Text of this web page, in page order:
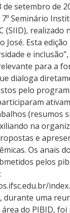
de setembro de
Seminário
(SIID), realizado
José. Esta
e
para a
dialoga
pelo
(resumos
na
e
Os anais
pelos
durante uma
do PIBID,